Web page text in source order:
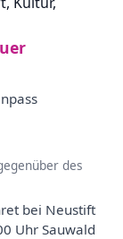
des
bei Neustift
Uhr Sauwald